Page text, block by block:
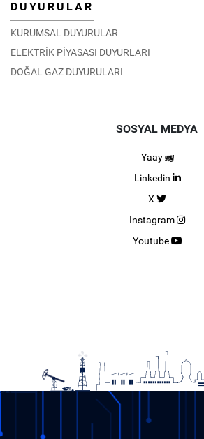
DUYURULAR
KURUMSAL DUYURULAR
ELEKTRİK PİYASASI DUYURLARI
DOĞAL GAZ DUYURULARI
SOSYAL MEDYA
Yaay
Linkedin
X
Instagram
Youtube